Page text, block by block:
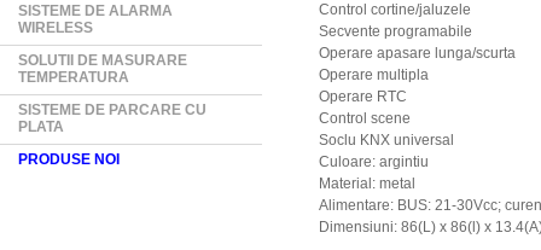
SISTEME DE ALARMA
WIRELESS
SOLUTII DE MASURARE
TEMPERATURA
SISTEME DE PARCARE CU
PLATA
PRODUSE NOI
Control cortine/jaluzele
Secvente programabile
Operare apasare lunga/scurta
Operare multipla
Operare RTC
Control scene
Soclu KNX universal
Culoare: argintiu
Material: metal
Alimentare: BUS: 21-30Vcc;
Dimensiuni: 86(L) x 86(l) x